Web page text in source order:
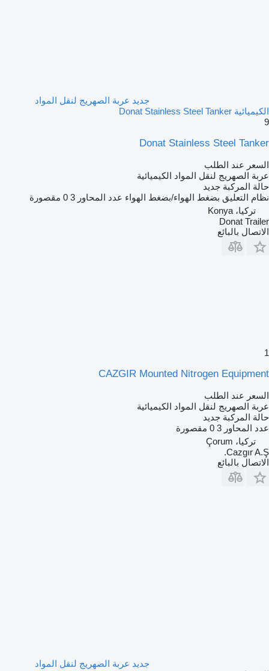
جديد عربة الصهريج لنقل المواد
الكيميائية Donat Stainless Steel Tanker
9
Donat Stainless Steel Tanker
السعر عند الطلب
عربة الصهريج لنقل المواد الكيميائية
حالة المركبة جديد
نظام التعليق بضغط الهواء/بضغط الهواء عدد المحاور 3 0 مقصورة
تركيا، Konya
Donat Trailer
الاتصال بالبائع
1
CAZGIR Mounted Nitrogen Equipment
السعر عند الطلب
عربة الصهريج لنقل المواد الكيميائية
حالة المركبة جديد
عدد المحاور 3 0 مقصورة
تركيا، Çorum
Cazgır A.Ş.
الاتصال بالبائع
جديد عربة الصهريج لنقل المواد